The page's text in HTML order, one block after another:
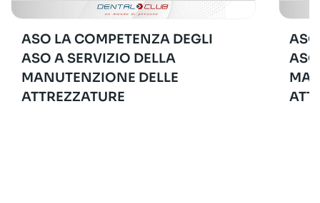
ASO LA COMPETENZA DEGLI
ASO A SERVIZIO DELLA
MANUTENZIONE DELLE
ATTREZZATURE